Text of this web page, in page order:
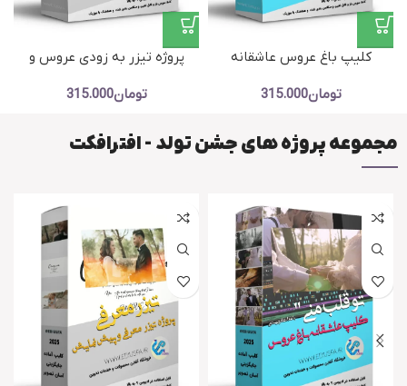
کلیپ باغ عروس عاشقانه
قلب منیتومان315.000
پروژه تیزر به زودی عروس و
پیش نمایش
تومان315.000
مجموعه پروژه های جشن تولد - افترافکت